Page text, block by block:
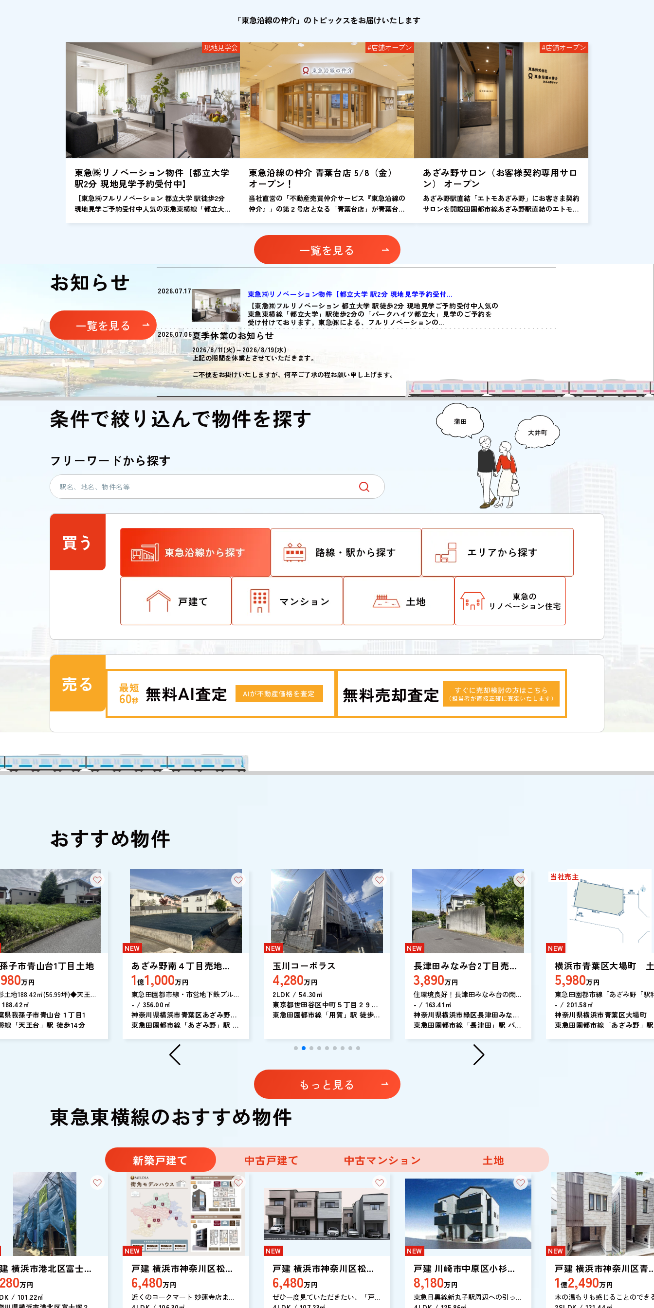
「東急沿線の仲介」のトピックスをお届けいたします
現地見学会
東急㈱リノベーション物件【都立大学
駅2分 現地見学予約受付中】
【東急㈱フルリノベーション 都立大学 駅徒歩2分
現地見学ご予約受付中人気の東急東横線「都立大
8/11（火）～8/19（水）は夏季休業とさせて頂きま
す。※定休日：毎週火曜、水曜※夏季休業アリ
（お問合せ下さい）■セールスポイント専有面積
53.85㎡の物件で、快適なキッチンとリビングにな
っています。きれいな中古マンションで住み心地に
も充実しています。3駅利用できる場所...
#店舗オープン
東急沿線の仲介 青葉台店 5/8（金）
オープン！
当社直営の「不動産売買仲介サービス『東急沿線の
仲介』」の第２号店となる「青葉台店」が青葉台東
発した多摩田園都市のモデルとなる街のひとつで、
閑静な住宅街に美しい並木道、緑豊かな公園が広が
り、子育てのしやすさと暮らしやすさの感じられる
など、みなさまの不動産売買仲介ニーズに応えてま
いります。お気軽にお越しくださいませ。※毎週
火曜・水曜定休（年末年始等を除く）10:00-
18:00※お問合せ：0120-372-...
#店舗オープン
あざみ野サロン（お客様契約専用サロ
ン） オープン
あざみ野駅直結「エトモあざみ野」にお客さま契約
サロンを開設田園都市線あざみ野駅直結のエトモあ
コーヒー店「ＰｏｃｏＰｏｃｏ Ｃｏｆｆｅｅ Ｒｏ
ａｓｔｅｒｓ（ポコポコ コーヒー ロースター
ズ）」と「東急沿線の仲介」がコラボレーションし
たブレンドコーヒーをお飲みにながら、上質な時間
一覧を見る
お知らせ
一覧を見る
2026.07.17
東急㈱リノベーション物件【都立大学 駅2分 現地見学予約受付...
【東急㈱フルリノベーション 都立大学 駅徒歩2分 現地見学ご予約受付中人気の
東急東横線「都立大学」駅徒歩2分の「パークハイツ都立大」見学のご予約を
受け付けております。東急㈱による、フルリノベーションの...
2026.07.06夏季休業のお知らせ
2026/8/11(火)～2026/8/19(水)
上記の期間を休業とさせていただきます。
ご不便をお掛けいたしますが、何卒ご了承の程お願い申し上げます。
条件で絞り込んで物件を探す
フリーワードから探す
買う
売る
おすすめ物件
子市青山台1丁目土地
万円
土地188.42㎡(56.99坪)◆天王台
歩14分㎡
県我孫子市青山台１丁目1
線「天王台」駅 徒歩14分
NEW
あざみ野南４丁目売地
【建築条件なし】
1億1,000万円
東急田園都市線・市営地下鉄ブルー
ライン「あざみ野」駅から徒歩18
分。「江田」駅からは徒歩12分の閑
静な住宅街です。建築条件が無いた
れます。敷地が広く、複数台の車用
ガレージも可能。横浜市青葉区エリ
アでの不動産探しは、東急株式会社
- / 356.00㎡
神奈川県横浜市青葉区あざみ野南
４丁目
東急田園都市線「あざみ野」駅 徒
NEW
玉川コーポラス
4,280万円
2LDK / 54.30㎡
東京都世田谷区中町５丁目２９－
１１
東急田園都市線「用賀」駅 徒歩13
NEW
長津田みなみ台2丁目売地
【建築条件無し】
3,890万円
住環境良好！長津田みなみ台の閑静
な住宅地の建築条件無し売地です。
近くの玄海田公園の緑が四季を美し
く彩ります。
- / 163.41㎡
神奈川県横浜市緑区長津田みなみ
台２丁目
東急田園都市線「長津田」駅 バス
当社売主
NEW
横浜市青葉区大場町
地
5,980万円
東急田園都市線「あざみ野「駅
圏。公園やスーパー等、住環境
好です！
好きなデザイン、間取りで住ま
- / 201.58㎡
神奈川県横浜市青葉区大場町
東急田園都市線「あざみ野」
もっと見る
東急東横線のおすすめ物件
新築戸建て 中古戸建て 中古マンション 土地
横浜市港北区富士塚
目万円
/ 101.22㎡
NEW
戸建 横浜市神奈川区松見
町３丁目
6,480万円
近くのヨークマート 妙蓮寺店まで
NEW
戸建 横浜市神奈川区松見
町３丁目
6,480万円
ぜひ一度見ていただきたい、「戸建
NEW
戸建 川崎市中原区小杉陣
屋町１丁目
8,180万円
東急目黒線新丸子駅周辺への引っ越
NEW
戸建 横浜市神奈川区青
町
1億2,490万円
木の温もりも感じることのでき